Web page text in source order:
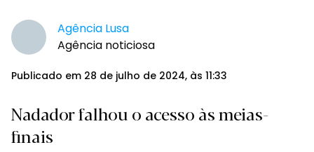
Agência Lusa
Agência noticiosa
Publicado em 28 de julho de 2024, às 11:33
Nadador falhou o acesso às meias-
finais